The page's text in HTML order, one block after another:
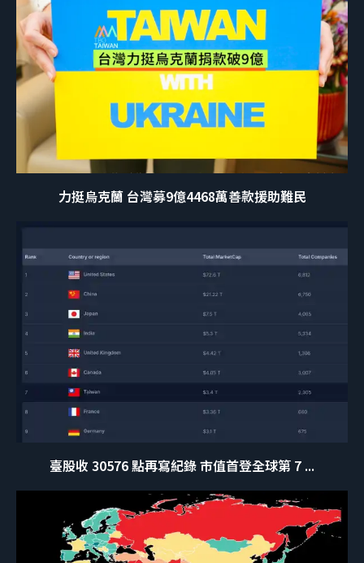
力挺烏克蘭 台灣募9億4468萬善款援助難民
臺股收 30576 點再寫紀錄 市值首登全球第 7 ...